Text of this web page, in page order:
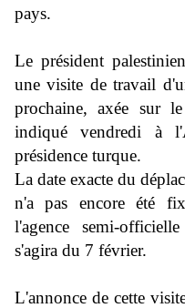
pays.
Le président
une visite de travail
prochaine, axée sur
indiqué vendredi à
présidence turque.
La date exacte du
n'a pas encore été
l'agence semi-
s'agira du 7 février.
L'annonce de cette